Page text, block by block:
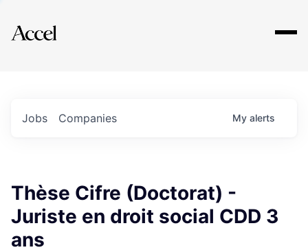
Explore
Jobs Companies My alerts
Thèse Cifre (Doctorat) -
Juriste en droit social CDD 3
ans